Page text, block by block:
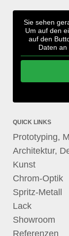
Sie sehen
Um auf den
auf den
Daten an
QUICK LINKS
Prototyping,
Architektur,
Kunst
Chrom-Optik
Spritz-Metall
Lack
Showroom
Referenzen